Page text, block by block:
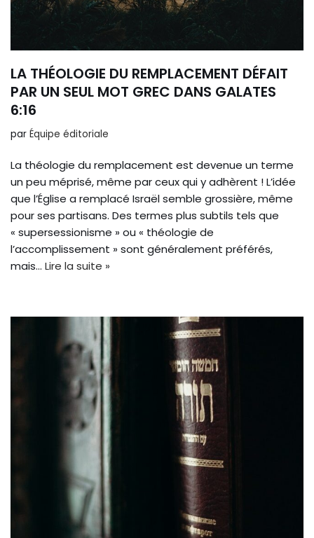
LA THÉOLOGIE DU REMPLACEMENT DÉFAIT
PAR UN SEUL MOT GREC DANS GALATES
6:16
par Équipe éditoriale
La théologie du remplacement est devenue un terme
un peu méprisé, même par ceux qui y adhèrent ! L’idée
que l’Église a remplacé Israël semble grossière, même
pour ses partisans. Des termes plus subtils tels que
« supersessionisme » ou « théologie de
l’accomplissement » sont généralement préférés,
mais… Lire la suite »